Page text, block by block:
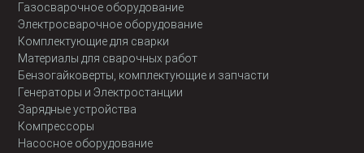
Газосварочное оборудование
Электросварочное оборудование
Комплектующие для сварки
Материалы для сварочных работ
Бензогайковерты, комплектующие и запчасти
Генераторы и Электростанции
Зарядные устройства
Компрессоры
Насосное оборудование